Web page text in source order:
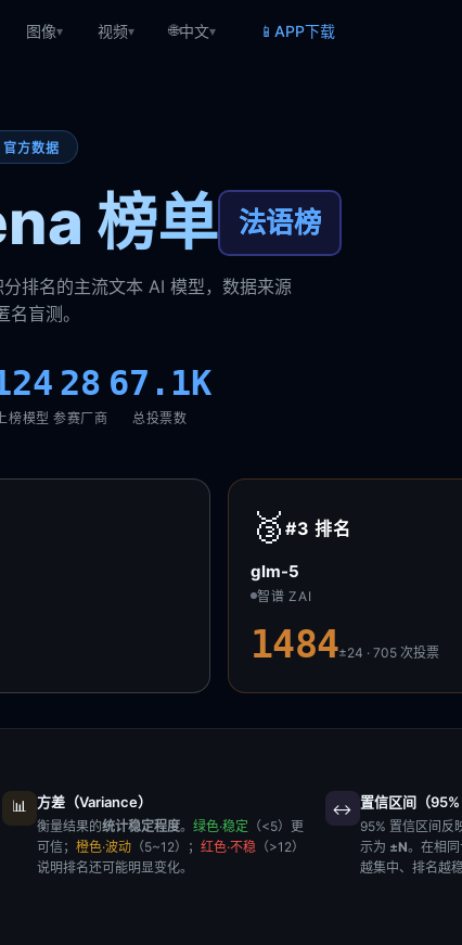
图像▾ 视频▾ 🌐中文▾ 📱 APP下载
官方数据
榜单 法语榜
排名的主流文本 AI 模型，数据来源
盲测。
榜模型
28
参赛厂商
67.1K
总投票数
🥉 #3排名
glm-5
智谱 ZAI
1484±24 · 705次投票
📊 方差（Variance）
衡量结果的统计稳定程度。 绿色·稳定 （<5）更
可信； 橙色·波动 （5~12）； 红色·不稳 （>12）
说明排名还可能明显变化。
↔️ 置信区间（95%
95% 置信区间反
示为 ±N。在相
越集中、排名越稳